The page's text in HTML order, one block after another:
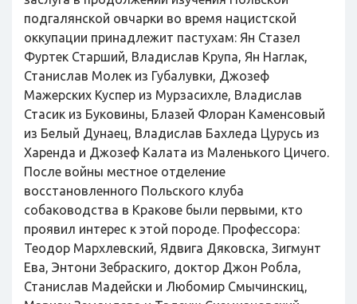
подгалянской овчарки во время нацистской
оккупации принадлежит пастухам: Ян Стазел
Фуртек Старший, Владислав Крупа, Ян Наглак,
Станислав Молек из Губалувки, Джозеф
Мажерских Куспер из Мурзасихле, Владислав
Стасик из Буковины, Блазей Флоран Каменсовый
из Белый Дунаец, Владислав Бахледа Цурусь из
Харенда и Джозеф Калата из Маленького Цичего.
После войны местное отделение
восстановленного Польского клуба
собаководства в Кракове были первыми, кто
проявил интерес к этой породе. Профессора:
Теодор Мархлевский, Ядвига Дяковска, Зигмунт
Ева, Энтони Зебраскиго, доктор Джон Робла,
Станислав Мадейски и Любомир Смычинскиц,